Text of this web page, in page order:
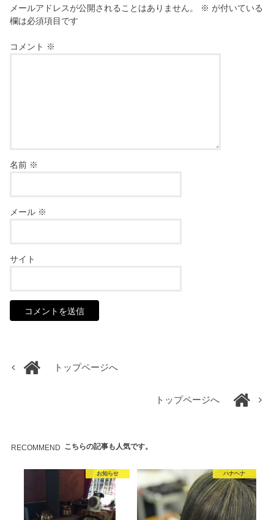
メールアドレスが公開されることはありません。 ※ が付いている
欄は必須項目です
コメント ※
名前 ※
メール ※
サイト
トップページへ
トップページへ
RECOMMEND こちらの記事も人気です。
お知らせ ハナヘナ